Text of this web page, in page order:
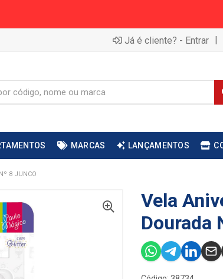
Já é cliente? - Entrar |
MARCAS LANÇAMENTOS
8 JUNCO
Vela
Dourada